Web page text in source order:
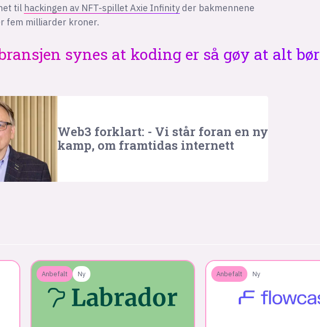
til hackingen av NFT-spillet Axie Infinity der bakmennene
fem milliarder kroner.
synes at koding er så gøy at alt bør
Web3 forklart: - Vi står foran en ny
kamp, om framtidas internett
Anbefalt Ny Anbefalt Ny